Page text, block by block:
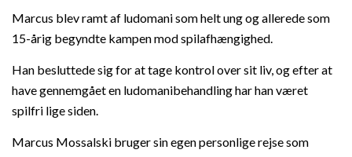
Marcus blev ramt af ludomani som helt ung og allerede som
15-årig begyndte kampen mod spilafhængighed.
Han besluttede sig for at tage kontrol over sit liv, og efter at
have gennemgået en ludomanibehandling har han været
spilfri lige siden.
Marcus Mossalski bruger sin egen personlige rejse som